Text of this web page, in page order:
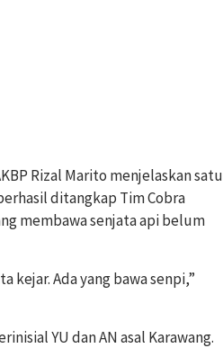
Rizal Marito menjelaskan satu
ditangkap Tim Cobra
membawa senjata api belum
kejar. Ada yang bawa senpi,”
YU dan AN asal Karawang.